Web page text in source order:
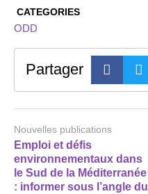
CATEGORIES
ODD
Partager
Nouvelles publications
Emploi et défis
environnementaux dans
le Sud de la Méditerranée
: informer sous l’angle du